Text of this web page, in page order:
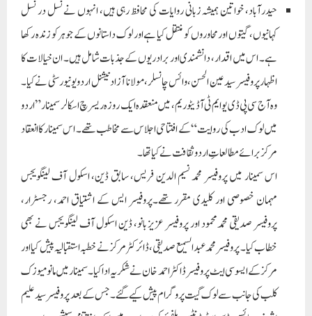
حیدرآباد، خواتین ہمیشہ زبانی روایات کی محافظ رہی ہیں، انہوں نے نسل در نسل
کہانیوں، گیتوں اور محاوروں کو منتقل کیا ہے اور لوک داستانوں کے جوہر کو زندہ رکھا
ہے۔ اس میں اقدار، دانشمندی اور برادریوں کے جذبات شامل ہیں۔ ان خیالات کا
اظہار پروفیسر سید عین الحسن، وائس چانسلر، مولانا آزاد نیشنل اردو یونیورسٹی نے کیا۔
وہ آج سی پی ڈی یو ایم ٹی آڈیٹوریم، میں منعقدہ ایک روزہ ریسرچ اسکالر سمینار ”اردو
میں لوک ادب کی روایت“ کے افتتاحی اجلاس سے مخاطب تھے۔ اس سمینار کا انعقاد
مرکز برائے مطالعاتِ اردو ثقافت نے کیا تھا۔
اس سمینار میں پروفیسر محمد نسیم الدین فریس، سابق ڈین، اسکول آف لینگویجس
مہمان خصوصی اور کلیدی مقرر تھے۔پروفیسر ایس کے اشتیاق احمد، رجسٹرار،
پروفیسر صدیقی محمدمحمود اور پروفیسر عزیز بانو، ڈین اسکول آف لینگویجس نے بھی
خطاب کیا۔ پروفیسر محمد عبدالسمیع صدیقی، ڈائرکٹر مرکز نے خطبہ استقبالیہ پیش کیا اور
مرکز کے ایسوسی ایٹ پروفیسر ڈاکٹر احمد خان نے شکریہ ادا کیا۔سمینار میں مانو میوزک
کلب کی جانب سے لوک گیت پروگرام پیش کیے گئے۔ جس کے بعد پروفیسر سید علیم